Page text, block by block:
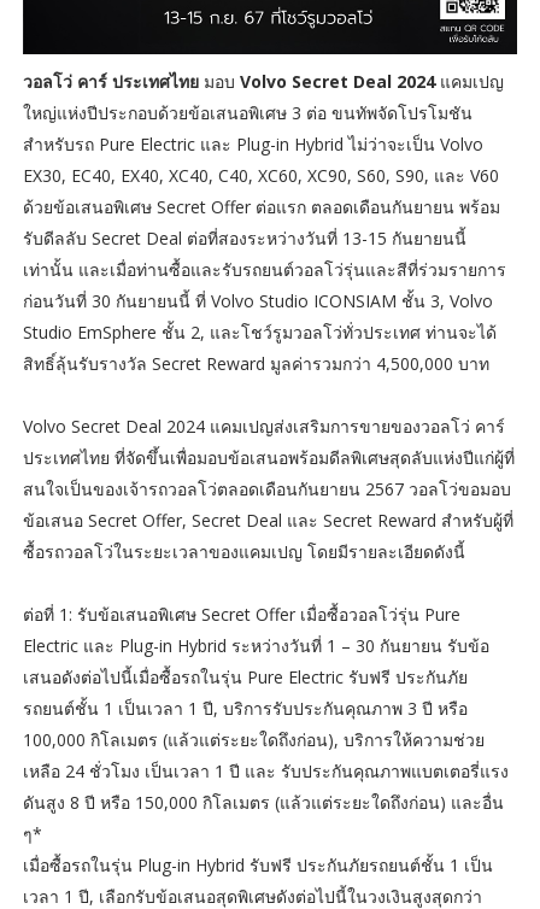
วอลโว่ คาร์ ประเทศไทย มอบ Volvo Secret Deal 2024แคมเปญ
ใหญ่แห่งปีประกอบด้วยข้อเสนอพิเศษ 3 ต่อ ขนทัพจัดโปรโมชัน
สำหรับรถ Pure Electric และ Plug-in Hybrid ไม่ว่าจะเป็น Volvo
EX30, EC40, EX40, XC40, C40, XC60, XC90, S60, S90, และ V60
ด้วยข้อเสนอพิเศษ Secret Offer ต่อแรก ตลอดเดือนกันยายน พร้อม
รับดีลลับ Secret Deal ต่อที่สองระหว่างวันที่ 13-15 กันยายนนี้
เท่านั้น และเมื่อท่านซื้อและรับรถยนต์วอลโว่รุ่นและสีที่ร่วมรายการ
ก่อนวันที่ 30 กันยายนนี้ ที่ Volvo Studio ICONSIAM ชั้น 3, Volvo
Studio EmSphere ชั้น 2, และโชว์รูมวอลโว่ทั่วประเทศ ท่านจะได้
สิทธิ์ลุ้นรับรางวัล Secret Reward มูลค่ารวมกว่า 4,500,000 บาท
Volvo Secret Deal 2024 แคมเปญส่งเสริมการขายของวอลโว่ คาร์
ประเทศไทย ที่จัดขึ้นเพื่อมอบข้อเสนอพร้อมดีลพิเศษสุดลับแห่งปีแก่ผู้ที่
สนใจเป็นของเจ้ารถวอลโว่ตลอดเดือนกันยายน 2567 วอลโว่ขอมอบ
ข้อเสนอ Secret Offer, Secret Deal และ Secret Reward สำหรับผู้ที่
ซื้อรถวอลโว่ในระยะเวลาของแคมเปญ โดยมีรายละเอียดดังนี้
ต่อที่ 1: รับข้อเสนอพิเศษ Secret Offer เมื่อซื้อวอลโว่รุ่น Pure
Electric และ Plug-in Hybrid ระหว่างวันที่ 1 – 30 กันยายน รับข้อ
เสนอดังต่อไปนี้เมื่อซื้อรถในรุ่น Pure Electric รับฟรี ประกันภัย
รถยนต์ชั้น 1 เป็นเวลา 1 ปี, บริการรับประกันคุณภาพ 3 ปี หรือ
100,000 กิโลเมตร (แล้วแต่ระยะใดถึงก่อน)​, บริการให้ความช่วย
เหลือ 24 ชั่วโมง เป็นเวลา 1 ปี​ และ รับประกันคุณภาพแบตเตอรี่แรง
ดันสูง 8 ปี หรือ 150,000 กิโลเมตร (แล้วแต่ระยะใดถึงก่อน)​ และอื่น
ๆ*
เมื่อซื้อรถในรุ่น Plug-in Hybrid รับฟรี ประกันภัยรถยนต์ชั้น 1 เป็น
เวลา 1 ปี, เลือกรับข้อเสนอสุดพิเศษดังต่อไปนี้ในวงเงินสูงสุดกว่า